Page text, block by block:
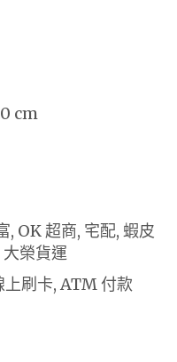
cm
, OK 超商, 宅配, 蝦皮
榮貨運
刷卡, ATM 付款